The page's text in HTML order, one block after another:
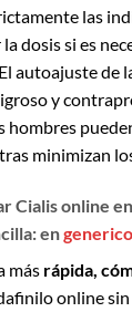
las
dosis si es
autoajuste de
y
hombres
minimizan
Cialis online
en
más rápida,
online sin